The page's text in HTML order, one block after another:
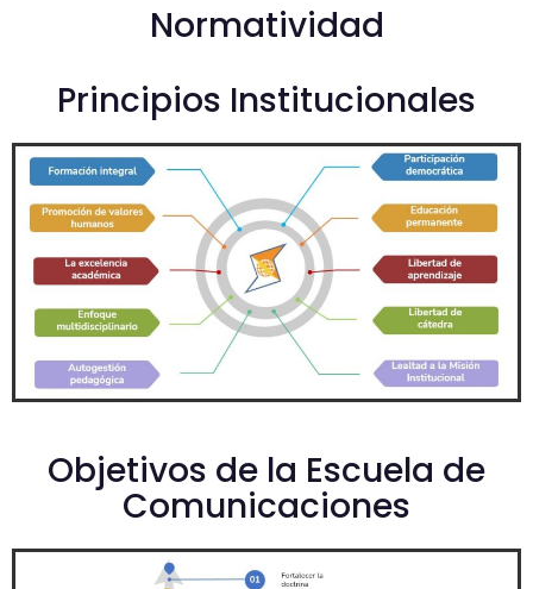
Normatividad
Principios Institucionales
Objetivos de la Escuela de
Comunicaciones